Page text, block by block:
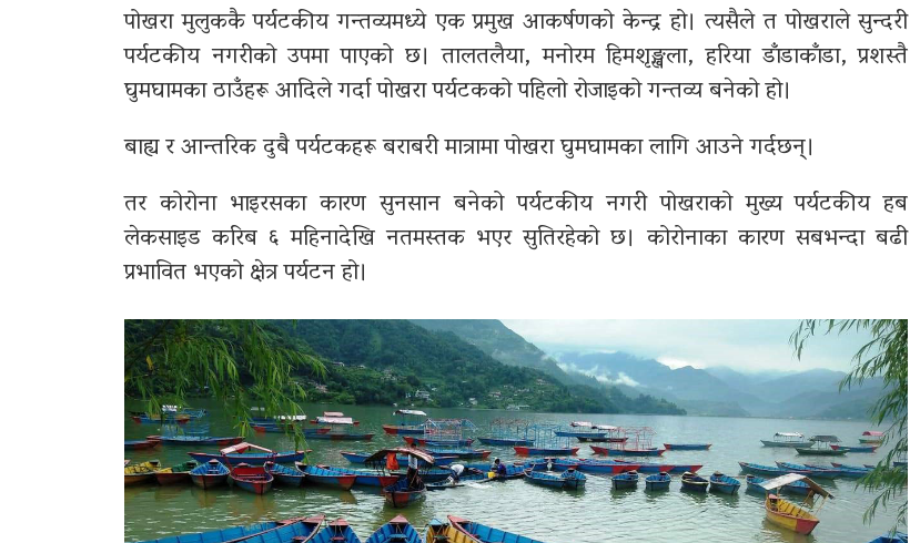
पोखरा मुलुककै पर्यटकीय गन्तव्यमध्ये एक प्रमुख आकर्षणको केन्द्र हो। त्यसैले त पोखराले सुन्दरी
पर्यटकीय नगरीको उपमा पाएको छ। तालतलैया, मनोरम हिमशृङ्खला, हरिया डाँडाकाँडा, प्रशस्तै
घुमघामका ठाउँहरू आदिले गर्दा पोखरा पर्यटकको पहिलो रोजाइको गन्तव्य बनेको हो।
बाह्य र आन्तरिक दुबै पर्यटकहरू बराबरी मात्रामा पोखरा घुमघामका लागि आउने गर्दछन्।
तर कोरोना भाइरसका कारण सुनसान बनेको पर्यटकीय नगरी पोखराको मुख्य पर्यटकीय हब
लेकसाइड करिब ६ महिनादेखि नतमस्तक भएर सुतिरहेको छ। कोरोनाका कारण सबभन्दा बढी
प्रभावित भएको क्षेत्र पर्यटन हो।